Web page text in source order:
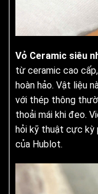
Vỏ Ceramic siêu
từ ceramic cao
hoàn hảo. Vật liệu
với thép thông
thoải mái khi đeo.
hỏi kỹ thuật cực kỳ
của Hublot.